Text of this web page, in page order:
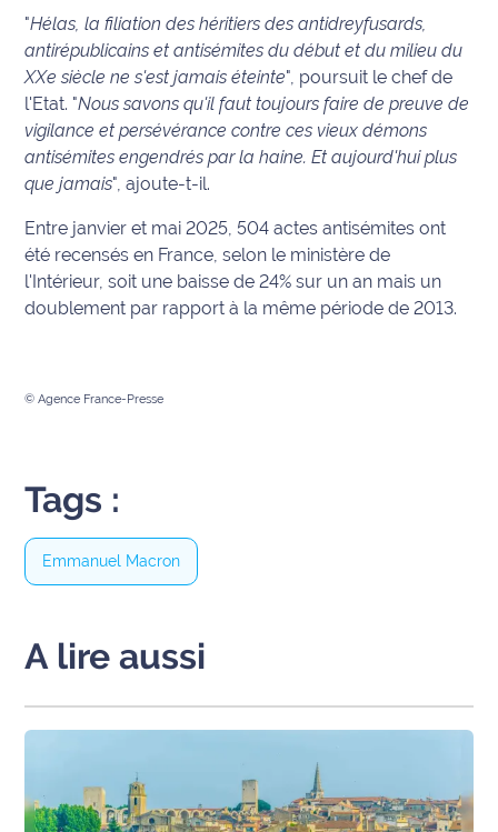
Contenus
Partenaires
L'invité(e)
de la
rédaction
coeur
Maritima
Fil
C'est
mon
club
Les
Maritima
Nous
contacter
"Hélas, la filiation des héritiers des antidreyfusards,
antirépublicains et antisémites du début et du milieu du
XXe siècle ne s'est jamais éteinte", poursuit le chef de
l'Etat. "Nous savons qu'il faut toujours faire de preuve de
vigilance et persévérance contre ces vieux démons
antisémites engendrés par la haine. Et aujourd'hui plus
que jamais", ajoute-t-il.
Entre janvier et mai 2025, 504 actes antisémites ont
été recensés en France, selon le ministère de
l'Intérieur, soit une baisse de 24% sur un an mais un
doublement par rapport à la même période de 2013.
© Agence France-Presse
Tags :
Emmanuel Macron
A lire aussi